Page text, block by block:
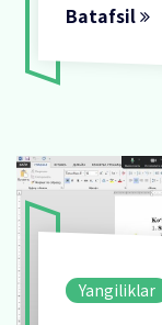
Batafsil
Yangiliklar